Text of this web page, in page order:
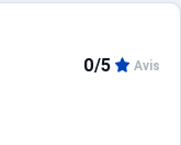
0/5 Avis